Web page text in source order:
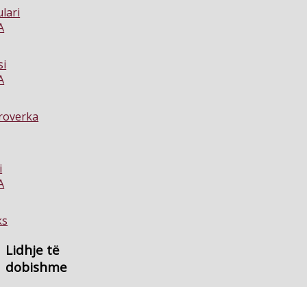
Lidhje të
dobishme